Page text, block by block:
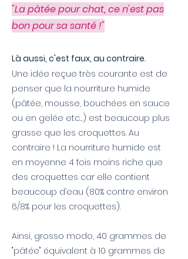
"La pâtée pour chat, ce n'est pas
bon pour sa santé !"
Là aussi, c'est faux, au contraire.
Une idée reçue très courante est de
penser que la nourriture humide
(pâtée, mousse, bouchées en sauce
ou en gelée etc…) est beaucoup plus
grasse que les croquettes. Au
contraire ! La nourriture humide est
en moyenne 4 fois moins riche que
des croquettes car elle contient
beaucoup d’eau (80% contre environ
6/8% pour les croquettes).
Ainsi, grosso modo, 40 grammes de
"pâtée" équivalent à 10 grammes de